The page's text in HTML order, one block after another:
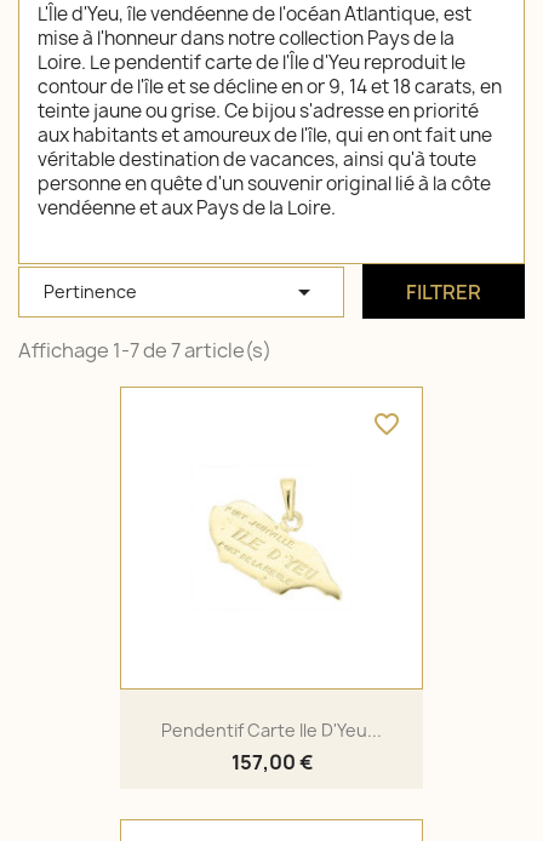
L'Île d'Yeu, île vendéenne de l'océan Atlantique, est
mise à l'honneur dans notre collection Pays de la
Loire. Le pendentif carte de l'Île d'Yeu reproduit le
contour de l'île et se décline en or 9, 14 et 18 carats, en
teinte jaune ou grise. Ce bijou s'adresse en priorité
aux habitants et amoureux de l'île, qui en ont fait une
véritable destination de vacances, ainsi qu'à toute
personne en quête d'un souvenir original lié à la côte
vendéenne et aux Pays de la Loire.
Pertinence  FILTRER
Affichage 1-7 de 7 article(s)
Pendentif Carte Ile D'Yeu...
157,00 €
favorite_border